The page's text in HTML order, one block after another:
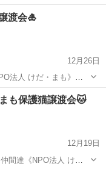
〜14:15 抜刀と
てみませんか？ ...
渡会🎍
12月26日
も》で
も保護猫譲渡会🐱
12月19日
達《NPO法人 け